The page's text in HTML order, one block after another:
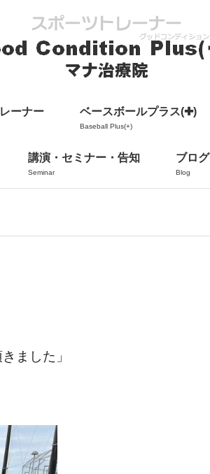
ーナー ベースボールプラス(✚)
Baseball Plus(+)
講演・セミナー・告知
Seminar
ブログ
Blog
ました」